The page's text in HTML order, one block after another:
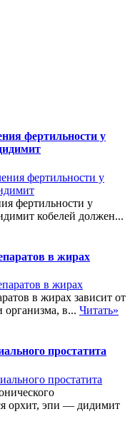
фертильности у
фертильности у
кобелей должен...
в жирах
в жирах зависит от
в... Читать»
простатита
орхит, эпи — дидимит